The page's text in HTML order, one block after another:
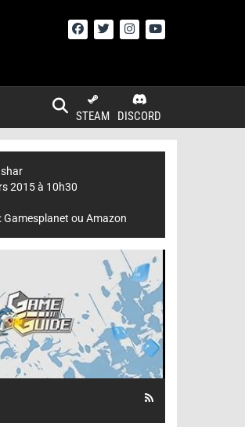
DISCORD
STEAM
2015 à 10h30
Gamesplanet ou Amazon